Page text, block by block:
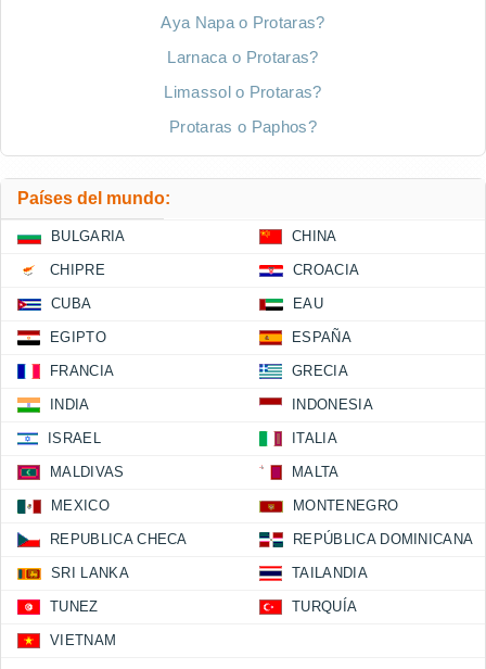
Aya Napa o Protaras?
Larnaca o Protaras?
Limassol o Protaras?
Protaras o Paphos?
Países del mundo:
BULGARIA CHINA
CHIPRE CROACIA
CUBA EAU
EGIPTO ESPAÑA
FRANCIA GRECIA
INDIA INDONESIA
ISRAEL ITALIA
MALDIVAS MALTA
MEXICO MONTENEGRO
REPUBLICA CHECA REPÚBLICA DOMINICANA
SRI LANKA TAILANDIA
TUNEZ TURQUÍA
VIETNAM